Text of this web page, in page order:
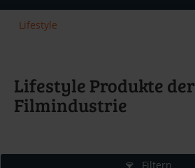
Lifestyle
Lifestyle Produkte der
Filmindustrie
Filtern